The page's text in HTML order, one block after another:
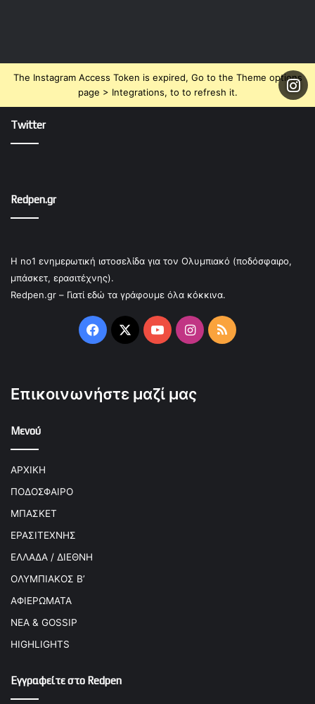
The Instagram Access Token is expired, Go to the Theme options
page > Integrations, to to refresh it.
Twitter
Redpen.gr
Η no1 ενημερωτική ιστοσελίδα για τον Ολυμπιακό (ποδόσφαιρο,
μπάσκετ, ερασιτέχνης).
Redpen.gr – Γιατί εδώ τα γράφουμε όλα κόκκινα.
Facebook
X YouTubeInstagram
RSS
Επικοινωνήστε μαζί μας
Μενού
ΑΡΧΙΚΗ
ΠΟΔΟΣΦΑΙΡΟ
ΜΠΑΣΚΕΤ
ΕΡΑΣΙΤΕΧΝΗΣ
ΕΛΛΑΔΑ / ΔΙΕΘΝΗ
ΟΛΥΜΠΙΑΚΟΣ Β’
ΑΦΙΕΡΩΜΑΤΑ
ΝΕΑ & GOSSIP
HIGHLIGHTS
Εγγραφείτε στο Redpen